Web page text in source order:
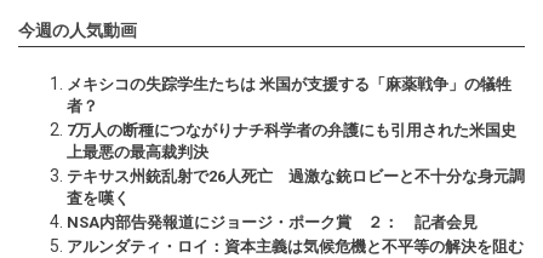
今週の人気動画
メキシコの失踪学生たちは 米国が支援する「麻薬戦争」の犠牲
者？
7万人の断種につながりナチ科学者の弁護にも引用された米国史
上最悪の最高裁判決
テキサス州銃乱射で26人死亡 過激な銃ロビーと不十分な身元調
査を嘆く
NSA内部告発報道にジョージ・ポーク賞 ２： 記者会見
アルンダティ・ロイ：資本主義は気候危機と不平等の解決を阻む